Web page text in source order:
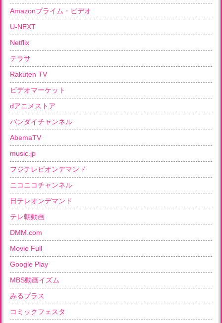
Amazonプライム・ビデオ
U-NEXT
Netflix
テラサ
Rakuten TV
ビデオマーケット
dアニメストア
バンダイチャンネル
AbemaTV
music.jp
フジテレビオンデマンド
ニコニコチャンネル
日テレオンデマンド
テレ朝動画
DMM.com
Movie Full
Google Play
MBS動画イズム
みるプラス
コミックフェスタ